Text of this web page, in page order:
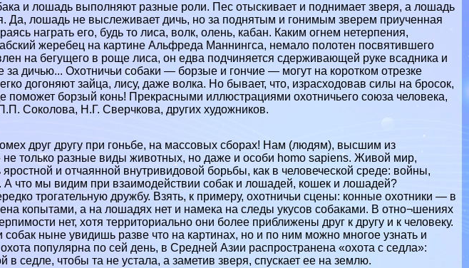
и лошадь выполняют разные роли. Пес отыскивает и поднимает зверя, а лошадь
лошадь не выслеживает дичь, но за поднятым и гонимым зверем приученная
награть его, будь то лиса, волк, олень, кабан. Каким огнем нетерпения,
жеребец на картине Альфреда Маннингса, немало полотен посвятившего
на бегущего в роще лиса, он едва подчиняется сдерживающей руке всадника и
за дичью... Охотничьи собаки — борзые и гончие — могут на коротком отрезке
догоняют зайца, лису, даже волка. Но бывает, что, израсходовав силы на бросок,
поможет борзый конь! Прекрасными иллюстрациями охотничьего союза человека,
Соколова, Н.Г. Сверчкова, других художников.
друг другу при гоньбе, на массовых сборах! Нам (людям), высшим из
только разные виды животных, но даже и особи homo sapiens. Живой мир,
и отчаянной внутривидовой борьбы, как в человеческой среде: войны,
А что мы видим при взаимодействии собак и лошадей, кошек и лошадей?
трогательную дружбу. Взять, к примеру, охотничьи сцены: конные охотники — в
копытами, а на лошадях нет и намека на следы укусов собаками. В отно¬шениях
нет, хотя территориально они более приближены друг к другу и к человеку.
ныне увидишь разве что на картинах, но и по ним можно многое узнать и
популярна по сей день, в Средней Азии распространена «охота с седла»:
в седле, чтобы та не устала, а заметив зверя, спускает ее на землю.